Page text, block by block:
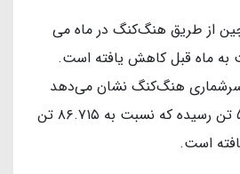
از طریق هنگ‌کنگ در ماه می
نسبت به ماه قبل کاهش یافته است.
سرشماری هنگ‌کنگ نشان می‌دهد
که این رقم به ۵۳.۶۷۴ تن رسیده که نسبت به ۸۶.۷۱۵ تن
است.